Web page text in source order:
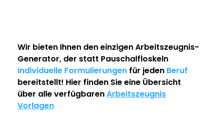
Wir bieten Ihnen den einzigenArbeitszeugnis-
Generator, der statt Pauschalfloskeln
individuelle Formulierungen für jeden Beruf
bereitstellt! Hier finden Sie eine Übersicht
über alle verfügbarenArbeitszeugnis
Vorlagen